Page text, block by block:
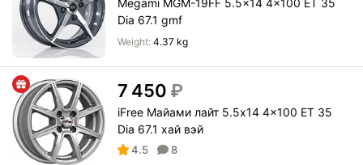
Dia 67.1 gmf
Weight: 4.37 kg
7 450 ₽
iFree Майами лайт 5.5x14 4x100 ET 35
Dia 67.1 хай вэй
4.5 8